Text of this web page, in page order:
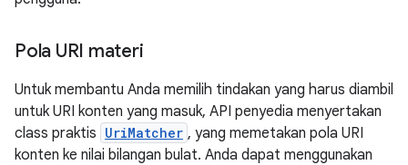
Pola URI materi
Untuk membantu Anda memilih tindakan yang harus diambil
untuk URI konten yang masuk, API penyedia menyertakan
class praktis UriMatcher , yang memetakan pola URI
konten ke nilai bilangan bulat. Anda dapat menggunakan